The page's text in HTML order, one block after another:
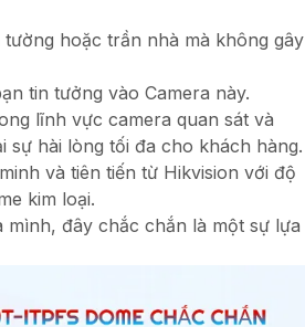
hoặc trần nhà mà không gây
tin tưởng vào Camera này.
lĩnh vực camera quan sát và
sự hài lòng tối đa cho khách hàng.
và tiên tiến từ Hikvision với độ
kim loại.
mình, đây chắc chắn là một sự lựa